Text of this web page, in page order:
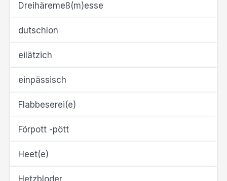
Dreihäremeß(m)esse
dutschlon
eilätzich
einpässisch
Flabbeserei(e)
Förpott -pött
Heet(e)
Hetzbloder